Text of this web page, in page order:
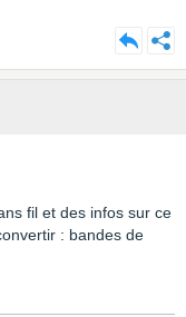
fil et des infos sur ce
: bandes de